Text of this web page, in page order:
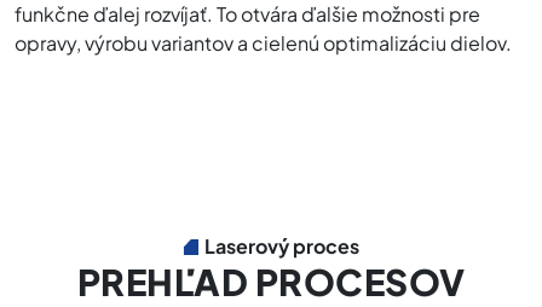
funkčne ďalej rozvíjať. To otvára ďalšie možnosti pre
opravy, výrobu variantov a cielenú optimalizáciu dielov.
Laserový proces
PREHĽAD PROCESOV